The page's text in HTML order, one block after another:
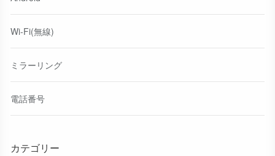
Wi-Fi(無線)
ミラーリング
電話番号
カテゴリー